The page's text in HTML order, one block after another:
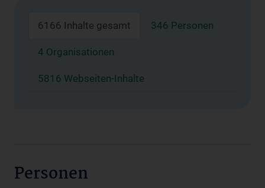
6166 Inhalte gesamt 346 Personen
4 Organisationen
5816 Webseiten-Inhalte
Personen